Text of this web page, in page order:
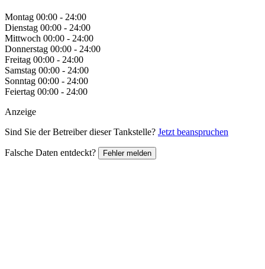
Montag 00:00 - 24:00
Dienstag 00:00 - 24:00
Mittwoch 00:00 - 24:00
Donnerstag 00:00 - 24:00
Freitag 00:00 - 24:00
Samstag 00:00 - 24:00
Sonntag 00:00 - 24:00
Feiertag 00:00 - 24:00
Anzeige
Sind Sie der Betreiber dieser Tankstelle? Jetzt beanspruchen
Falsche Daten entdeckt? Fehler melden